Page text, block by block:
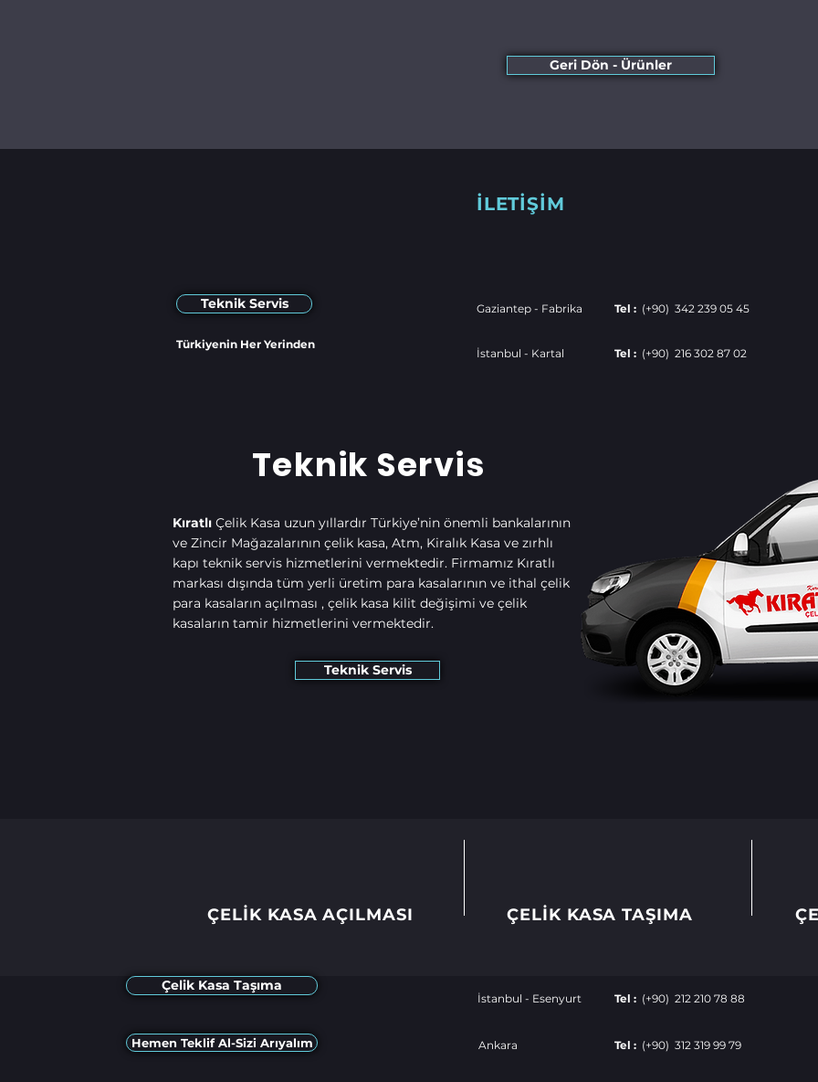
Geri Dön - Ürünler
İLETİŞİM
Teknik Servis
Türkiyenin Her Yerinden
Gaziantep - Fabrika Tel : (+90) 342 239 05 45
İstanbul - Kartal Tel : (+90) 216 302 87 02
Teknik Servis
Kıratlı Çelik Kasa uzun yıllardır Türkiye’nin önemli bankalarının
ve Zincir Mağazalarının çelik kasa, Atm, Kiralık Kasa ve zırhlı
kapı teknik servis hizmetlerini vermektedir. Firmamız Kıratlı
markası dışında tüm yerli üretim para kasalarının ve ithal çelik
para kasaların açılması , çelik kasa kilit değişimi ve çelik
kasaların tamir hizmetlerini vermektedir.
Teknik Servis
ÇELİK KASA AÇILMASI ÇELİK KASA TAŞIMA
Çelik Kasa Taşıma
İstanbul - Esenyurt Tel : (+90) 212 210 78 88
Hemen Teklif Al-Sizi Arıyalım Ankara Tel : (+90) 312 319 99 79